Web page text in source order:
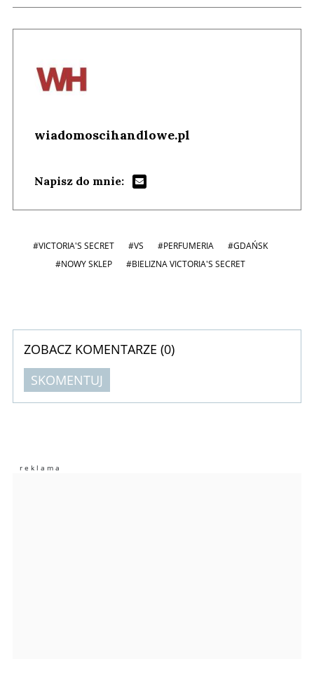
wiadomoscihandlowe.pl
Napisz do mnie:
#VICTORIA'S SECRET #VS #PERFUMERIA
#GDAŃSK
#NOWY SKLEP
#BIELIZNA VICTORIA'S SECRET
ZOBACZ KOMENTARZE (0)
SKOMENTUJ
Imię (Wymagane)